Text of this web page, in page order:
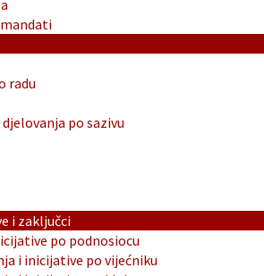
radu
po sazivu
i zaključci
po podnosiocu
i inicijative po vijećniku